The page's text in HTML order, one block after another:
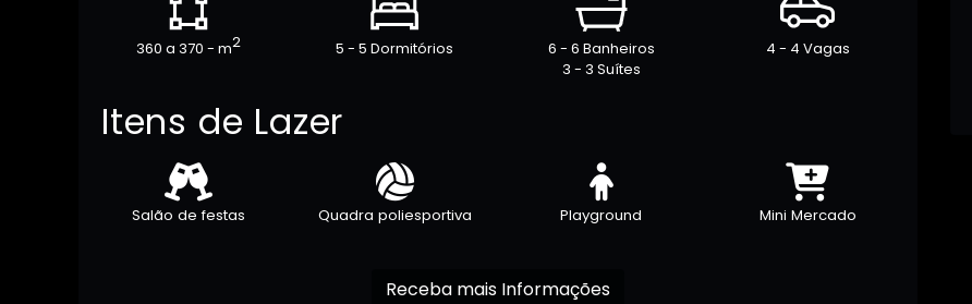
360 a 370 - m2 5 - 5 Dormitórios
6 - 6 Banheiros
3 - 3 Suítes
4 - 4 Vagas
Itens de Lazer
Salão de festas Quadra poliesportiva Playground Mini Mercado
Receba mais Informações